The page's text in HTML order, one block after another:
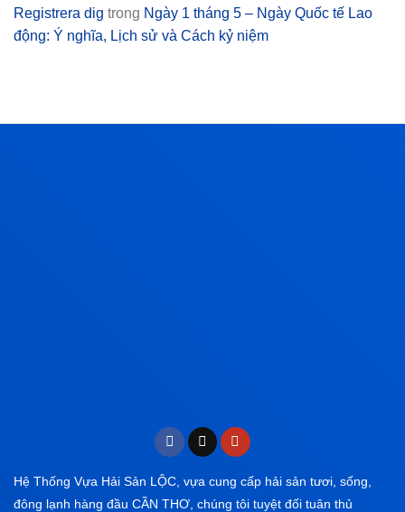
Registrera dig trong Ngày 1 tháng 5 – Ngày Quốc tế Lao
động: Ý nghĩa, Lịch sử và Cách kỷ niệm
Hệ Thống Vựa Hải Sản LỘC, vựa cung cấp hải sản tươi, sống,
đông lạnh hàng đầu CẦN THƠ, chúng tôi tuyệt đối tuân thủ